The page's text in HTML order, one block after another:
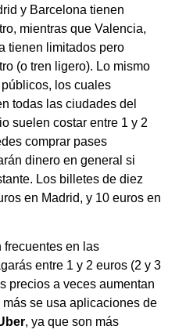
y Barcelona tienen
mientras que Valencia,
tienen limitados pero
(o tren ligero). Lo mismo
los cuales
todas las ciudades del
suelen costar entre 1 y 2
comprar pases
dinero en general si
Los billetes de diez
en Madrid, y 10 euros en
frecuentes en las
entre 1 y 2 euros (2 y 3
precios a veces aumentan
se usa aplicaciones de
, ya que son más